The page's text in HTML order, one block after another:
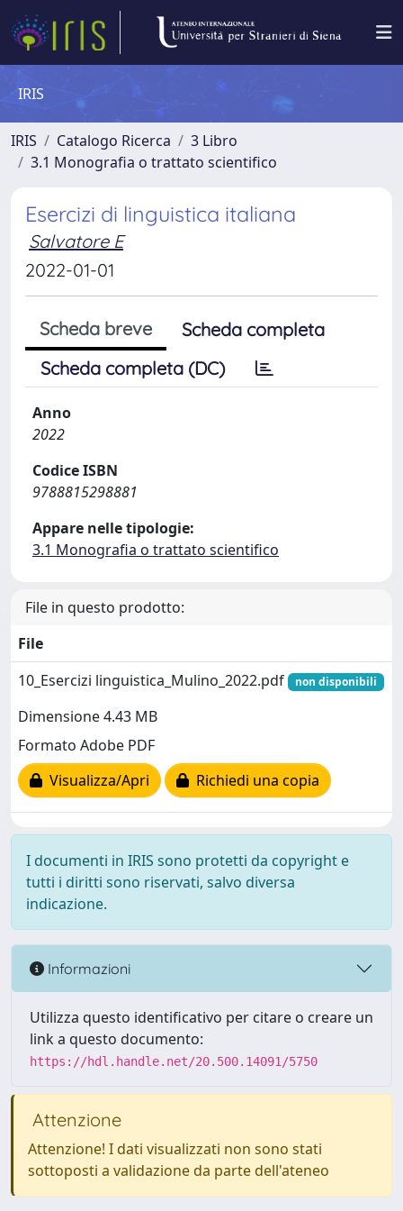
IRIS
IRIS Catalogo Ricerca
3 Libro
3.1 Monografia o trattato scientifico
Esercizi di linguistica italiana
Salvatore E
2022-01-01
Scheda breve
Scheda completa
Scheda completa (DC)
Anno
2022
Codice ISBN
9788815298881
Appare nelle tipologie:
3.1 Monografia o trattato scientifico
File in questo prodotto:
File
10_Esercizi linguistica_Mulino_2022.pdf
non disponibili
Dimensione 4.43 MB
Formato Adobe PDF
Visualizza/Apri
Richiedi una copia
I documenti in IRIS sono protetti da copyright e
tutti i diritti sono riservati, salvo diversa
indicazione.
Informazioni
Utilizza questo identificativo per citare o creare un
link a questo documento:
https://hdl.handle.net/20.500.14091/5750
Attenzione
Attenzione! I dati visualizzati non sono stati
sottoposti a validazione da parte dell'ateneo